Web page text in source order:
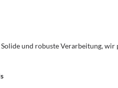
Solide und robuste Verarbeitung,